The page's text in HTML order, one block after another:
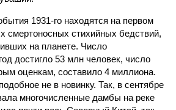
1931-го находятся на первом
смертоносных стихийных бедствий,
на планете. Число
достигло 53 млн человек, число
оценкам, составило 4 миллиона.
не в новинку. Так, в сентябре
многочисленные дамбы на реке